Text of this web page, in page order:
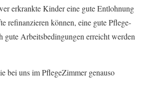
erkrank­te Kinder eine gute Ent­loh­nung
refi­nanzieren kön­nen, eine gute Pflege­
gute Arbeits­be­din­gun­gen erre­icht wer­den
bei uns im PflegeZ­im­mer genau­so